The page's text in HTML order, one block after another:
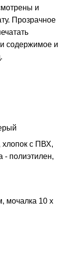
и
Прозрачное
содержимое и
хлопок с ПВХ,
- полиэтилен,
мочалка 10 х